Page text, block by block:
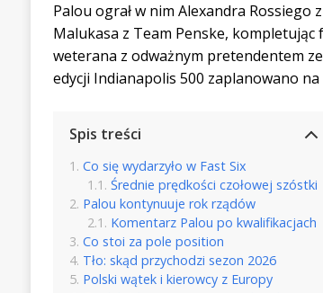
Palou ograł w nim Alexandra Rossiego
Malukasa z Team Penske,
weterana z odważnym pretendentem
edycji Indianapolis 500 zaplanowano na
Spis treści
Co się wydarzyło w Fast Six
Średnie prędkości czołowej szóstki
Palou kontynuuje rok rządów
Komentarz Palou po kwalifikacjach
Co stoi za pole position
Tło: skąd przychodzi sezon 2026
Polski wątek i kierowcy z Europy